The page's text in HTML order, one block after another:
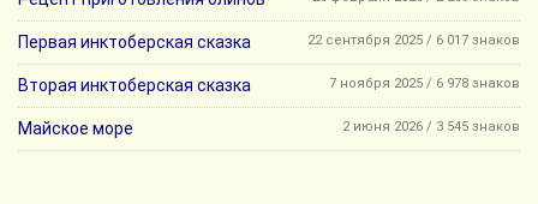
Первая инктоберская сказка 22 сентября 2025 / 6 017 знаков
Вторая инктоберская сказка 7 ноября 2025 / 6 978 знаков
Майское море 2 июня 2026 / 3 545 знаков